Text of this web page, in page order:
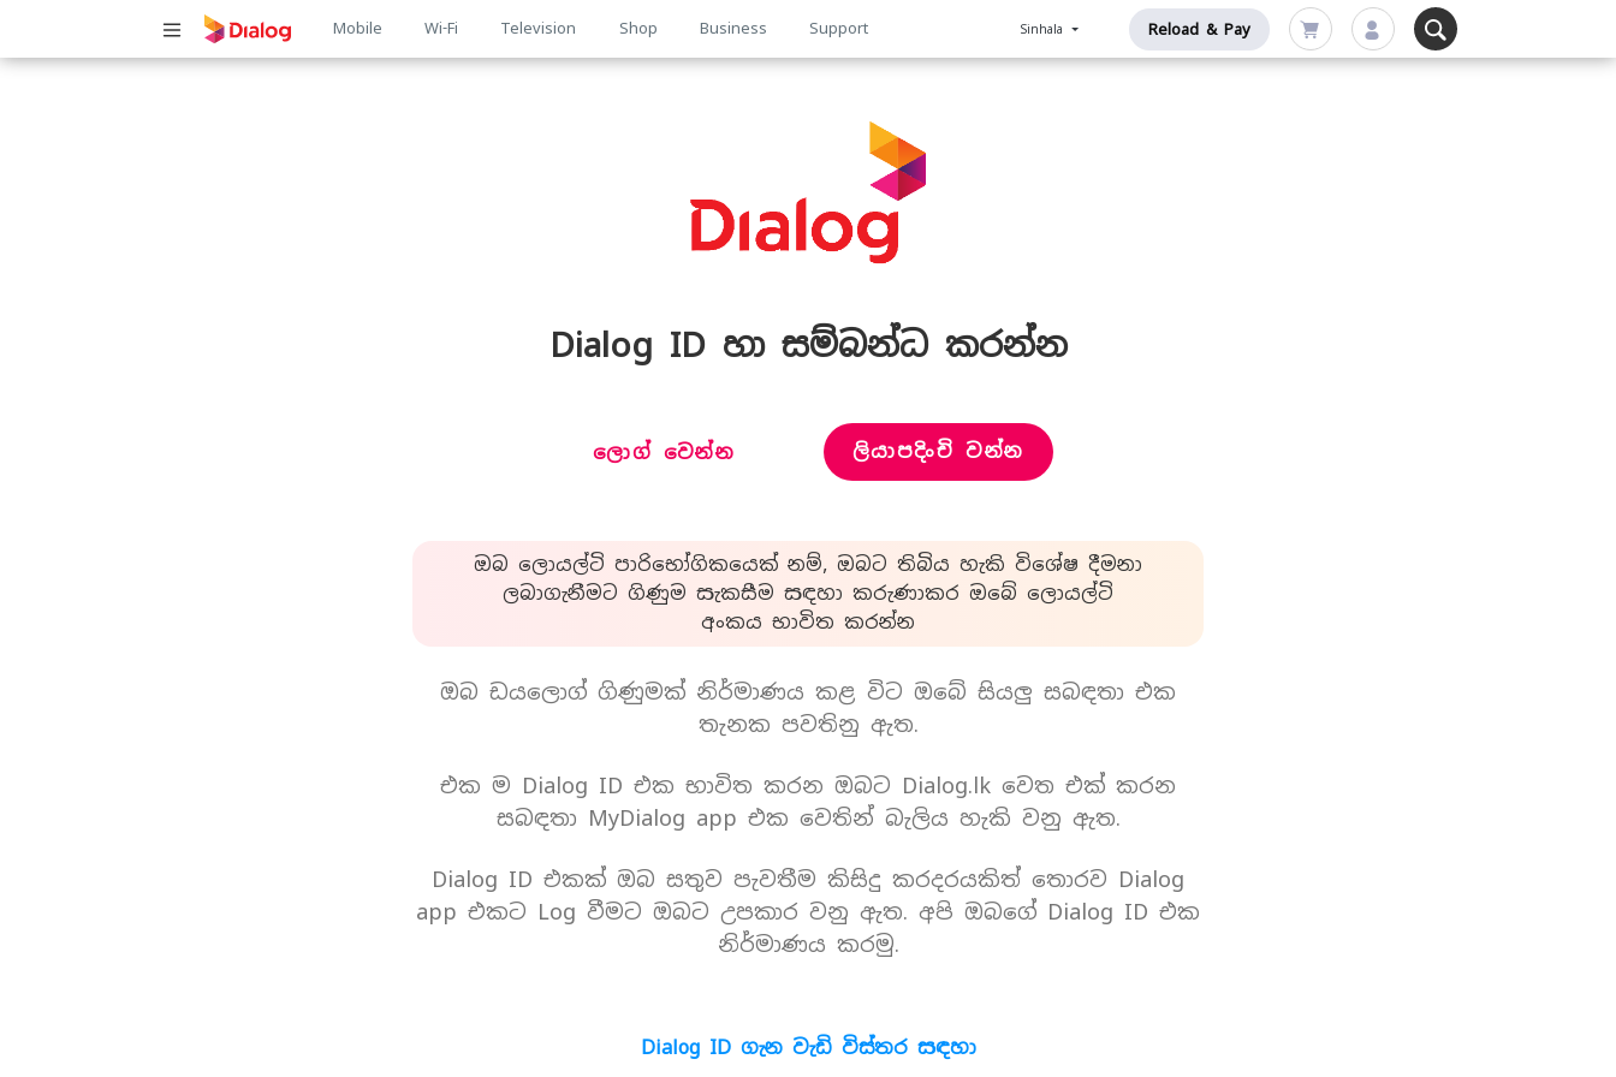
Main
Mobile Wi-Fi Television Shop Business Support Sinhala Reload & Pay
Dialog ID හා සම්බන්ධ කරන්න
ලොග් වෙන්න ලියාපදිංචි වන්න
ඔබ ලොයල්ටි පාරිභෝගිකයෙක් නම්, ඔබට තිබිය හැකි විශේෂ දීමනා
ලබාගැනීමට ගිණුම සැකසීම සඳහා කරුණාකර ඔබේ ලොයල්ටි
අංකය භාවිත කරන්න
ඔබ ඩයලොග් ගිණුමක් නිර්මාණය කළ විට ඔබේ සියලු සබඳතා එක
තැනක පවතිනු ඇත.
එක ම Dialog ID එක භාවිත කරන ඔබට Dialog.lk වෙත එක් කරන
සබඳතා MyDialog app එක වෙතින් බැලිය හැකි වනු ඇත.
Dialog ID එකක් ඔබ සතුව පැවතීම කිසිදු කරදරයකිත් තොරව Dialog
app එකට Log වීමට ඔබට උපකාර වනු ඇත. අපි ඔබගේ Dialog ID එක
නිර්මාණය කරමු.
Dialog ID ගැන වැඩි විස්තර සඳහා